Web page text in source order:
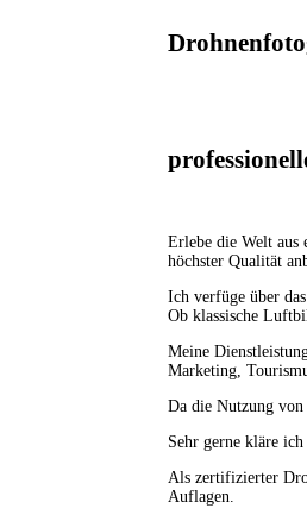
Erlebe die Welt
höchster Qualität
Ich verfüge über
Ob klassische
Meine
Marketing,
Da die Nutzung
Sehr gerne kläre
Als zertifizierter
Auflagen.